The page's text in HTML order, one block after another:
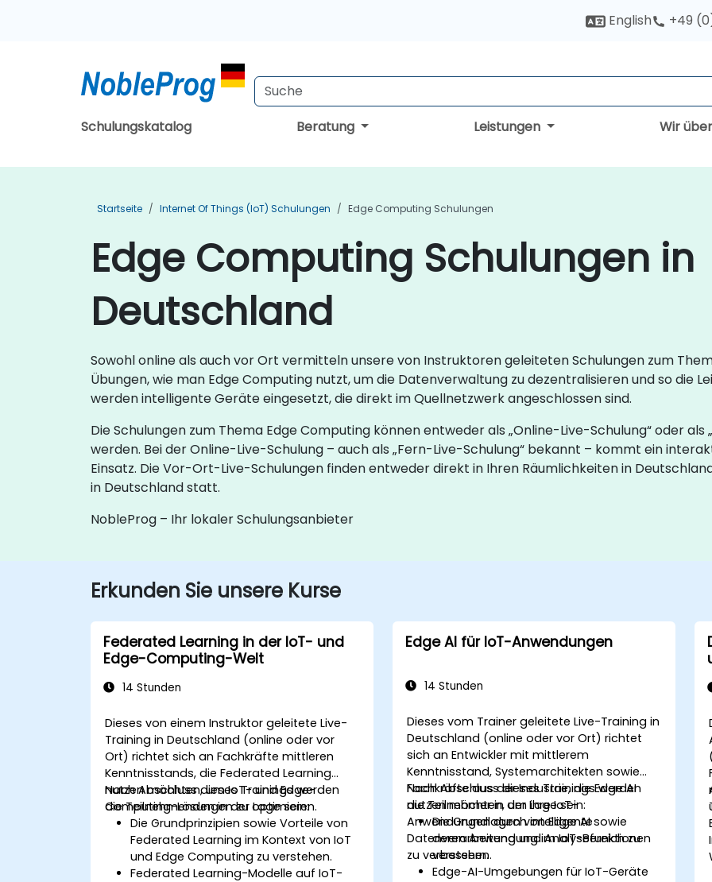
English +49
Schulungskatalog Beratung Leistungen Wir
Startseite Internet Of Things (IoT) Schulungen Edge Computing Schulungen
Edge Computing Schulungen in
Deutschland
Sowohl online als auch vor Ort vermitteln unsere von Instruktoren geleiteten Schulungen zum
Übungen, wie man Edge Computing nutzt, um die Datenverwaltung zu dezentralisieren und so die
werden intelligente Geräte eingesetzt, die direkt im Quellnetzwerk angeschlossen sind.
Die Schulungen zum Thema Edge Computing können entweder als „Online-Live-Schulung“ oder
werden. Bei der Online-Live-Schulung – auch als „Fern-Live-Schulung“ bekannt – kommt ein
Einsatz. Die Vor-Ort-Live-Schulungen finden entweder direkt in Ihren Räumlichkeiten in
in Deutschland statt.
NobleProg – Ihr lokaler Schulungsanbieter
Erkunden Sie unsere Kurse
Federated Learning in der IoT- und
Edge-Computing-Welt
14 Stunden
Dieses von einem Instruktor geleitete Live-
Training in Deutschland (online oder vor
Ort) richtet sich an Fachkräfte mittleren
Kenntnisstands, die Federated Learning
nutzen möchten, um IoT- und Edge-
Computing-Lösungen zu optimieren.
Nach Abschluss dieses Trainings werden
die Teilnehmenden in der Lage sein:
Die Grundprinzipien sowie Vorteile von
Federated Learning im Kontext von IoT
und Edge Computing zu verstehen.
Federated Learning-Modelle auf IoT-
Edge AI für IoT-Anwendungen
14 Stunden
Dieses vom Trainer geleitete Live-Training in
Deutschland (online oder vor Ort) richtet
sich an Entwickler mit mittlerem
Kenntnisstand, Systemarchitekten sowie
Fachkräfte aus der Industrie, die Edge AI
nutzen möchten, um ihre IoT-
Anwendungen durch intelligente
Datenverarbeitung und Analysefunktionen
zu verbessern.
Nach Abschluss dieses Trainings werden
die Teilnehmer in der Lage sein:
Die Grundlagen von Edge AI sowie
deren Anwendung im IoT-Bereich zu
verstehen.
Edge-AI-Umgebungen für IoT-Geräte